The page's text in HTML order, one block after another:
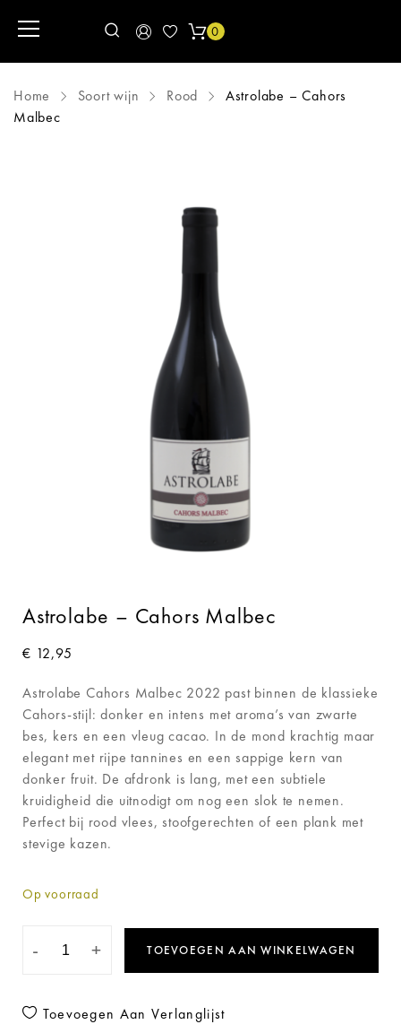
0
Home Soort wijn Rood
Astrolabe – Cahors
Malbec
Astrolabe – Cahors Malbec
€ 12,95
Astrolabe Cahors Malbec 2022 past binnen de klassieke
Cahors-stijl: donker en intens met aroma’s van zwarte
bes, kers en een vleug cacao. In de mond krachtig maar
elegant met rijpe tannines en een sappige kern van
donker fruit. De afdronk is lang, met een subtiele
kruidigheid die uitnodigt om nog een slok te nemen.
Perfect bij rood vlees, stoofgerechten of een plank met
stevige kazen.
Op voorraad
- + TOEVOEGEN AAN WINKELWAGEN
Toevoegen Aan Verlanglijst